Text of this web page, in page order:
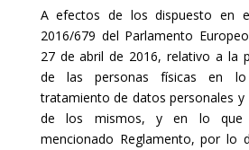
A efectos de los dispuesto en
2016/679 del Parlamento
27 de abril de 2016, relativo a la
de las personas físicas en
tratamiento de datos personales y
de los mismos, y en lo que
mencionado Reglamento, por lo